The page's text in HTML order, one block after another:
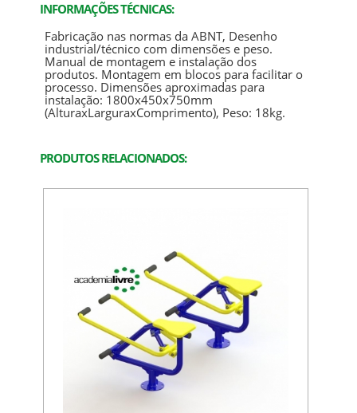
INFORMAÇÕES TÉCNICAS:
Fabricação nas normas da ABNT, Desenho
industrial/técnico com dimensões e peso.
Manual de montagem e instalação dos
produtos. Montagem em blocos para facilitar o
processo. Dimensões aproximadas para
instalação: 1800x450x750mm
(AlturaxLarguraxComprimento), Peso: 18kg.
PRODUTOS RELACIONADOS: